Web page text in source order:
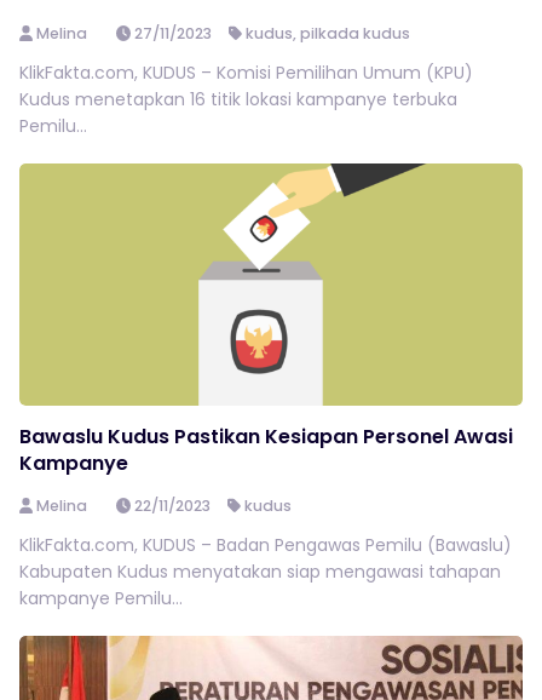
Melina 27/11/2023 kudus,pilkada kudus
KlikFakta.com, KUDUS – Komisi Pemilihan Umum (KPU)
Kudus menetapkan 16 titik lokasi kampanye terbuka
Pemilu...
Bawaslu Kudus Pastikan Kesiapan Personel Awasi
Kampanye
Melina 22/11/2023 kudus
KlikFakta.com, KUDUS – Badan Pengawas Pemilu (Bawaslu)
Kabupaten Kudus menyatakan siap mengawasi tahapan
kampanye Pemilu...